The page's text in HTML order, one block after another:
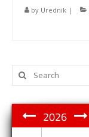
by Urednik |
Search
for:
2026